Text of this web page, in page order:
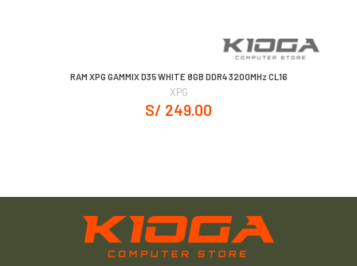
RAM XPG GAMMIX D35 WHITE 8GB DDR4 3200MHz CL16
XPG
S/ 249.00